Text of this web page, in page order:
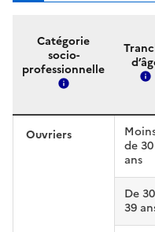
Catégorie
socio-
professionnelle
Plus d'informations
Ouvriers
de 30
ans
De
39